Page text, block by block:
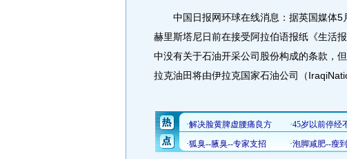
中国日报网环球在线消息：据英国媒体5
赫里斯塔尼日前在接受阿拉伯语报纸《生活
中没有关于石油开采公司股份构成的条款，
拉克油田将由伊拉克国家石油公司（